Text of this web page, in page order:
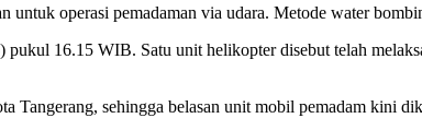
operasi pemadaman via udara. Metode water
16.15 WIB. Satu unit helikopter disebut telah
Tangerang, sehingga belasan unit mobil pemadam kini